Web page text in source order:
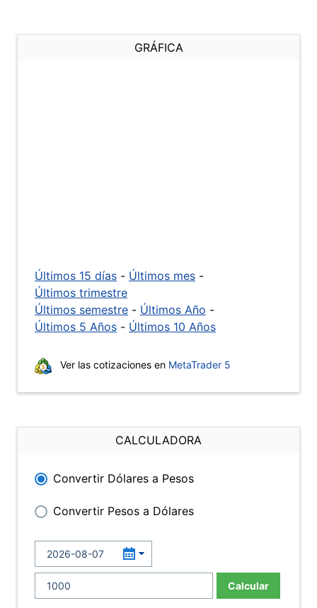
GRÁFICA
Últimos 15 días - Últimos mes -
Últimos trimestre
Últimos semestre - Últimos Año -
Últimos 5 Años - Últimos 10 Años
Ver las cotizaciones en MetaTrader 5
CALCULADORA
Convertir Dólares a Pesos
Convertir Pesos a Dólares
Calcular